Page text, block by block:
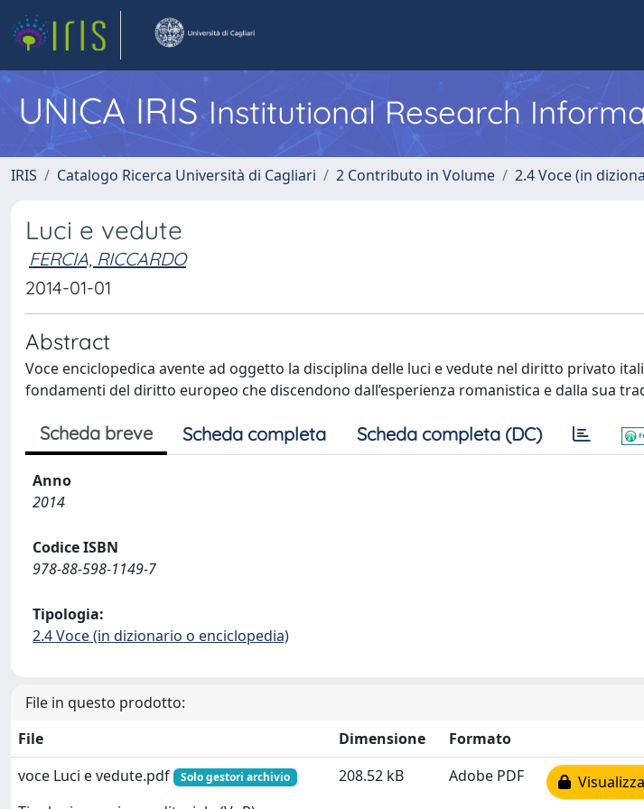
UNICA IRISInstitutional Research
IRIS Catalogo Ricerca Università di Cagliari 2 Contributo in Volume 2.4 Voce (in
Luci e vedute
FERCIA, RICCARDO
2014-01-01
Abstract
Voce enciclopedica avente ad oggetto la disciplina delle luci e vedute nel diritto privato
fondamenti del diritto europeo che discendono dall’esperienza romanistica e dalla sua
Scheda breve Scheda completa Scheda completa (DC)
Anno
2014
Codice ISBN
978-88-598-1149-7
Tipologia:
2.4 Voce (in dizionario o enciclopedia)
File in questo prodotto:
File
Dimensione
Formato
voce Luci e vedute.pdf
Solo gestori archivio 208.52 kB Adobe PDF